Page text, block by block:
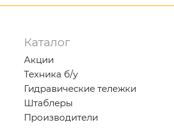
Каталог
Акции
Техника б/у
Гидравические тележки
Штаблеры
Производители